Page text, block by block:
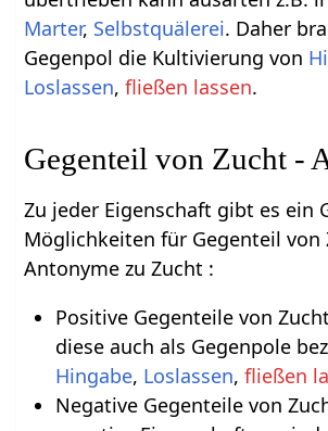
Marter, Selbstquälerei. Daher
Gegenpol die Kultivierung von
Loslassen,fließen lassen.
Gegenteil von Zucht -
Zu jeder Eigenschaft gibt es ein
Möglichkeiten für Gegenteil von
Antonyme zu Zucht :
Positive Gegenteile von
diese auch als Gegenpole
Hingabe, Loslassen, fließen
Negative Gegenteile von